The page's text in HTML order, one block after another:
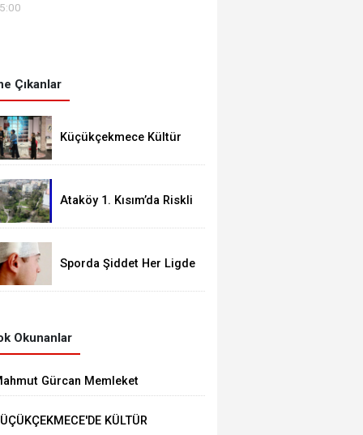
Çıkanlar
Küçükçekmece Kültür
Ağırladı
Ataköy 1. Kısım’da Riskli
Yıkılacak mı?
Sporda Şiddet Her Ligde
Okunanlar
Gürcan Memleket
KÜLTÜR